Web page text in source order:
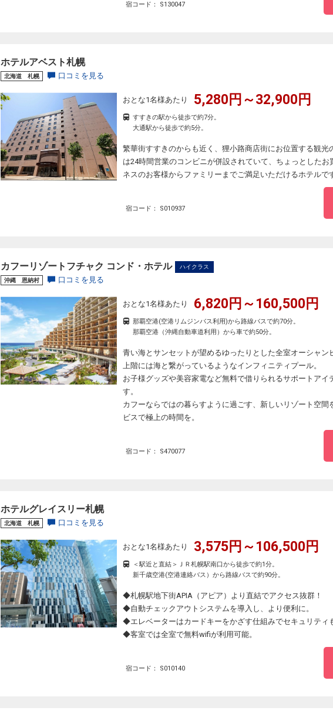
宿コード： S130047
ホテルアベスト札幌
北海道 札幌 口コミを見る
おとな1名様あたり 5,280円～32,900円
すすきの駅から徒歩で約7分。
大通駅から徒歩で約5分。
繁華街すすきのからも近く、狸小路商店街にお位置する観光
は24時間営業のコンビニが併設されていて、ちょっとした
ネスのお客様からファミリーまでご満足いただけるホテルで
宿コード： S010937
カフーリゾートフチャク コンド・ホテル ハイクラス
沖縄 恩納村 口コミを見る
おとな1名様あたり 6,820円～160,500円
那覇空港(空港リムジンバス利用)から路線バスで約70分。
那覇空港（沖縄自動車道利用）から車で約50分。
青い海とサンセットが望めるゆったりとした全室オーシャン
上階には海と繋がっているようなインフィニティプール。
お子様グッズや美容家電など無料で借りられるサポートアイ
す。
カフーならではの暮らすように過ごす、新しいリゾート空間
ビスで極上の時間を。
宿コード： S470077
ホテルグレイスリー札幌
北海道 札幌 口コミを見る
おとな1名様あたり 3,575円～106,500円
＜駅近と直結＞ＪＲ札幌駅南口から徒歩で約1分。
新千歳空港(空港連絡バス）から路線バスで約90分。
◆札幌駅地下街APIA（アピア）より直結でアクセス抜群！
◆自動チェックアウトシステムを導入し、より便利に。
◆エレベーターはカードキーをかざす仕組みでセキュリティ
◆客室では全室で無料wifiが利用可能。
宿コード： S010140